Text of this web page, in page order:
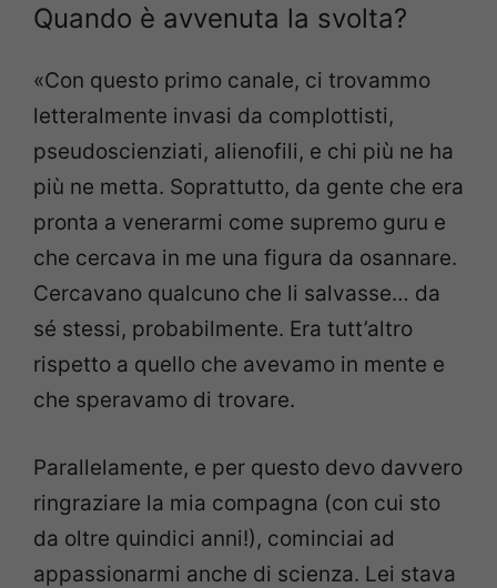
Quando è avvenuta la svolta?
«Con questo primo canale, ci trovammo
letteralmente invasi da complottisti,
pseudoscienziati, alienofili, e chi più ne ha
più ne metta. Soprattutto, da gente che era
pronta a venerarmi come supremo guru e
che cercava in me una figura da osannare.
Cercavano qualcuno che li salvasse… da
sé stessi, probabilmente. Era tutt’altro
rispetto a quello che avevamo in mente e
che speravamo di trovare.
Parallelamente, e per questo devo davvero
ringraziare la mia compagna (con cui sto
da oltre quindici anni!), cominciai ad
appassionarmi anche di scienza. Lei stava